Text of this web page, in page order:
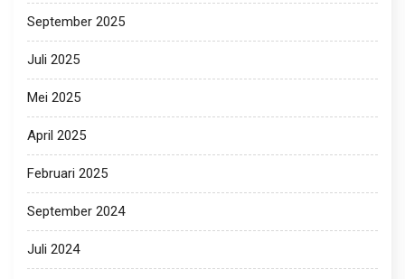
September 2025
Juli 2025
Mei 2025
April 2025
Februari 2025
September 2024
Juli 2024